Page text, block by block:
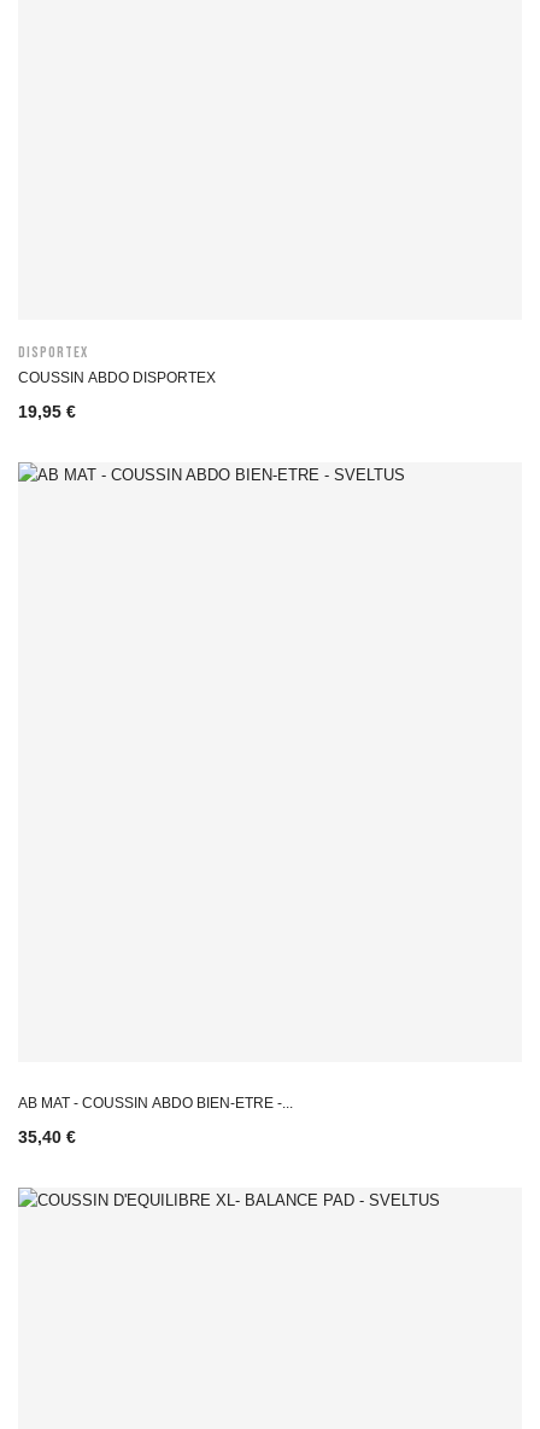
DISPORTEX
COUSSIN ABDO DISPORTEX
19,95 €
AB MAT - COUSSIN ABDO BIEN-ETRE -...
35,40 €